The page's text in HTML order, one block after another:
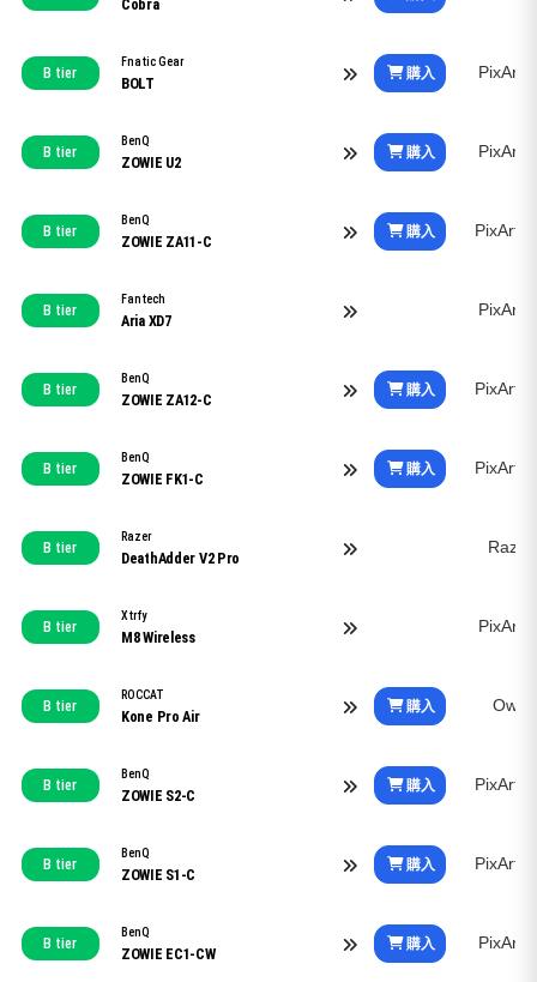
Cobra
B tier
Fnatic Gear
BOLT
購入 PixArt
B tier
BenQ
ZOWIE U2
購入 PixArt
B tier
BenQ
ZOWIE ZA11-C
購入 PixArt
B tier
Fantech
Aria XD7
PixArt
B tier
BenQ
ZOWIE ZA12-C
購入 PixArt
B tier
BenQ
ZOWIE FK1-C
購入 PixArt
B tier
Razer
DeathAdder V2 Pro
B tier
Xtrfy
M8 Wireless
PixArt
B tier
ROCCAT
Kone Pro Air
購入 Owl-
B tier
BenQ
ZOWIE S2-C
購入 PixArt
B tier
BenQ
ZOWIE S1-C
購入 PixArt
B tier
BenQ
ZOWIE EC1-CW
購入 PixArt